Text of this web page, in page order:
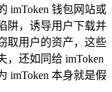
imToken 钱包网站或
阱，诱导用户下载并
取用户的资产，这些
，还如同给 imToken
imToken 本身就是假